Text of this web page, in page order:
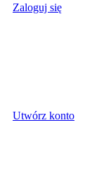
Zaloguj się
Utwórz konto